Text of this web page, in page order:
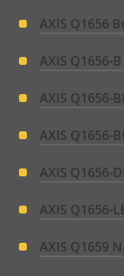
AXIS Q1656
AXIS Q1656-
AXIS Q1656-
AXIS Q1656-
AXIS Q1656-
AXIS Q1656-
AXIS Q1659